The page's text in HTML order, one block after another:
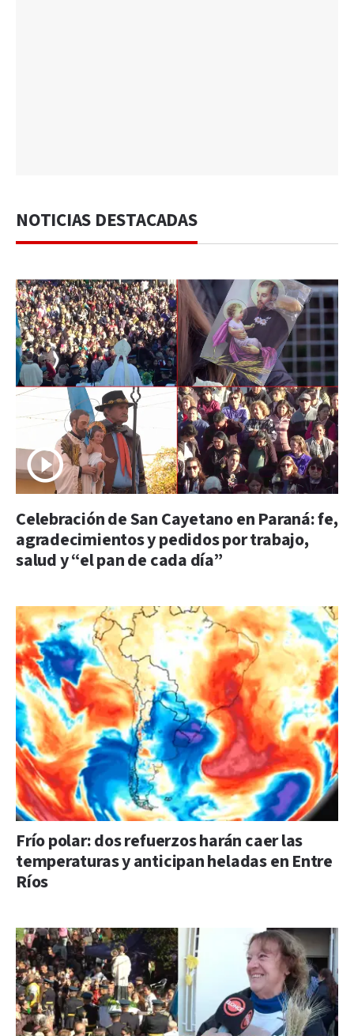
NOTICIAS DESTACADAS
Celebración de San Cayetano en Paraná: fe,
agradecimientos y pedidos por trabajo,
salud y “el pan de cada día”
Frío polar: dos refuerzos harán caer las
temperaturas y anticipan heladas en Entre
Ríos